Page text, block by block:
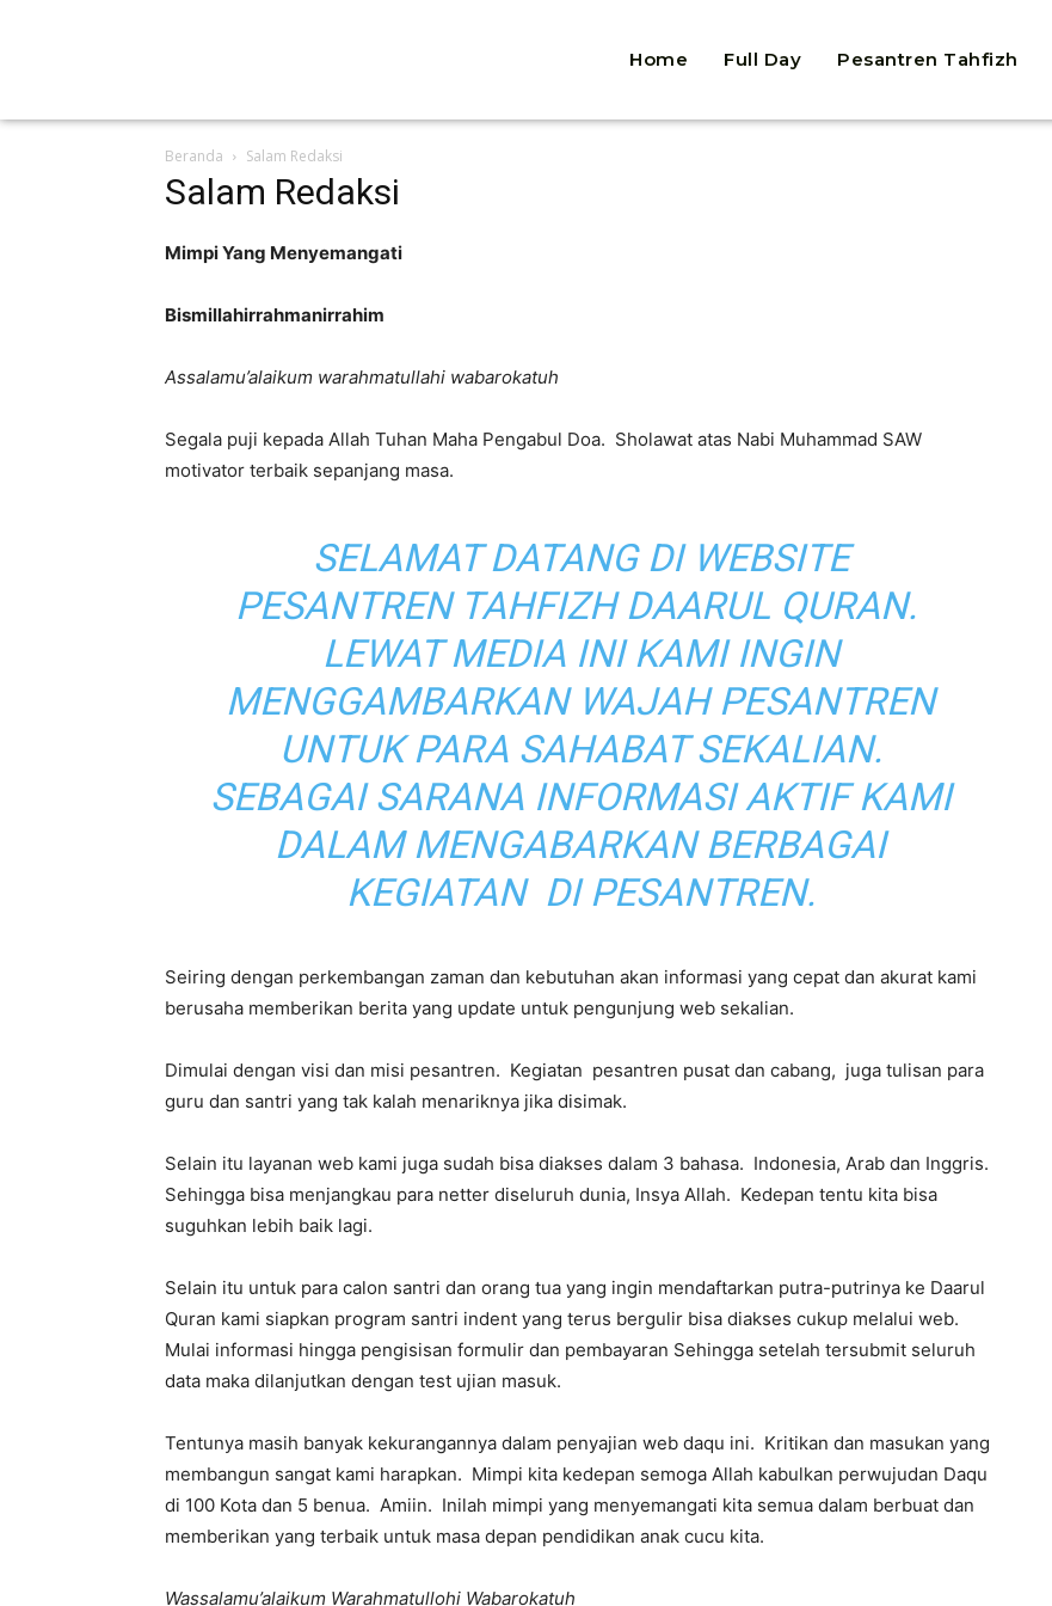
Home Full Day Pesantren Tahfizh
Beranda Salam Redaksi
Salam Redaksi
Mimpi Yang Menyemangati
Bismillahirrahmanirrahim
Assalamu’alaikum warahmatullahi wabarokatuh
Segala puji kepada Allah Tuhan Maha Pengabul Doa. Sholawat atas Nabi Muhammad SAW
motivator terbaik sepanjang masa.
SELAMAT DATANG DI WEBSITE
PESANTREN TAHFIZH DAARUL QURAN.
LEWAT MEDIA INI KAMI INGIN
MENGGAMBARKAN WAJAH PESANTREN
UNTUK PARA SAHABAT SEKALIAN.
SEBAGAI SARANA INFORMASI AKTIF KAMI
DALAM MENGABARKAN BERBAGAI
KEGIATAN DI PESANTREN.
Seiring dengan perkembangan zaman dan kebutuhan akan informasi yang cepat dan akurat kami
berusaha memberikan berita yang update untuk pengunjung web sekalian.
Dimulai dengan visi dan misi pesantren. Kegiatan pesantren pusat dan cabang, juga tulisan para
guru dan santri yang tak kalah menariknya jika disimak.
Selain itu layanan web kami juga sudah bisa diakses dalam 3 bahasa. Indonesia, Arab dan Inggris.
Sehingga bisa menjangkau para netter diseluruh dunia, Insya Allah. Kedepan tentu kita bisa
suguhkan lebih baik lagi.
Selain itu untuk para calon santri dan orang tua yang ingin mendaftarkan putra-putrinya ke Daarul
Quran kami siapkan program santri indent yang terus bergulir bisa diakses cukup melalui web.
Mulai informasi hingga pengisisan formulir dan pembayaran Sehingga setelah tersubmit seluruh
data maka dilanjutkan dengan test ujian masuk.
Tentunya masih banyak kekurangannya dalam penyajian web daqu ini. Kritikan dan masukan yang
membangun sangat kami harapkan. Mimpi kita kedepan semoga Allah kabulkan perwujudan Daqu
di 100 Kota dan 5 benua. Amiin. Inilah mimpi yang menyemangati kita semua dalam berbuat dan
memberikan yang terbaik untuk masa depan pendidikan anak cucu kita.
Wassalamu’alaikum Warahmatullohi Wabarokatuh